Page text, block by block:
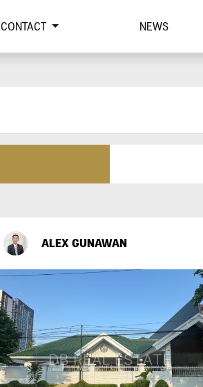
CONTACT NEWS
ALEX GUNAWAN